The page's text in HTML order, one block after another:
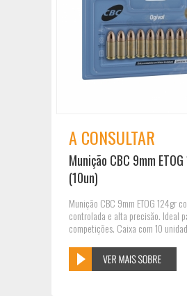
A CONSULTAR
Munição CBC 9mm
(10un)
Munição CBC 9mm ETOG 124gr
controlada e alta precisão. Ideal
competições. Caixa com 10